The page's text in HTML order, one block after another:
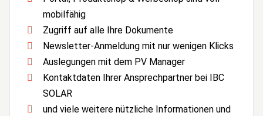
mobilfähig
Zugriff auf alle Ihre Dokumente
Newsletter-Anmeldung mit nur wenigen Klicks
Auslegungen mit dem PV Manager
Kontaktdaten Ihrer Ansprechpartner bei IBC
SOLAR
und viele weitere nützliche Informationen und